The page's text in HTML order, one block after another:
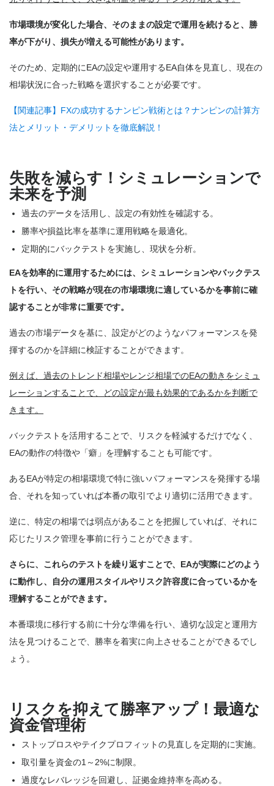
市場環境が変化した場合、そのままの設定で運用を続けると、勝
率が下がり、損失が増える可能性があります。
そのため、定期的にEAの設定や運用するEA自体を見直し、現在の
相場状況に合った戦略を選択することが必要です。
【関連記事】FXの成功するナンピン戦術とは？ナンピンの計算方
法とメリット・デメリットを徹底解説！
失敗を減らす！シミュレーションで
未来を予測
過去のデータを活用し、設定の有効性を確認する。
勝率や損益比率を基準に運用戦略を最適化。
定期的にバックテストを実施し、現状を分析。
EAを効率的に運用するためには、シミュレーションやバックテス
トを行い、その戦略が現在の市場環境に適しているかを事前に確
認することが非常に重要です。
過去の市場データを基に、設定がどのようなパフォーマンスを発
揮するのかを詳細に検証することができます。
例えば、過去のトレンド相場やレンジ相場でのEAの動きをシミュ
レーションすることで、どの設定が最も効果的であるかを判断で
きます。
バックテストを活用することで、リスクを軽減するだけでなく、
EAの動作の特徴や「癖」を理解することも可能です。
あるEAが特定の相場環境で特に強いパフォーマンスを発揮する場
合、それを知っていれば本番の取引でより適切に活用できます。
逆に、特定の相場では弱点があることを把握していれば、それに
応じたリスク管理を事前に行うことができます。
さらに、これらのテストを繰り返すことで、EAが実際にどのよう
に動作し、自分の運用スタイルやリスク許容度に合っているかを
理解することができます。
本番環境に移行する前に十分な準備を行い、適切な設定と運用方
法を見つけることで、勝率を着実に向上させることができるでし
ょう。
リスクを抑えて勝率アップ！最適な
資金管理術
ストップロスやテイクプロフィットの見直しを定期的に実施。
取引量を資金の1～2%に制限。
過度なレバレッジを回避し、証拠金維持率を高める。